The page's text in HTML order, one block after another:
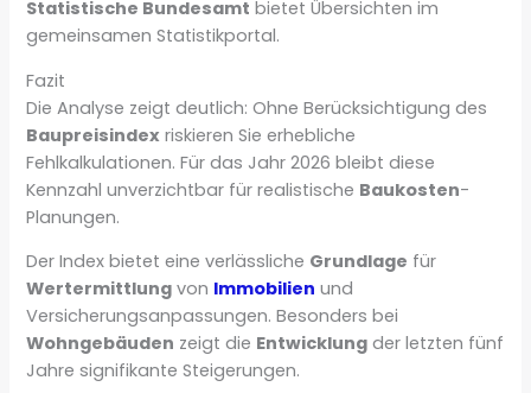
Statistische Bundesamt bietet Übersichten im
gemeinsamen Statistikportal.
Fazit
Die Analyse zeigt deutlich: Ohne Berücksichtigung des
Baupreisindex riskieren Sie erhebliche
Fehlkalkulationen. Für das Jahr 2026 bleibt diese
Kennzahl unverzichtbar für realistische Baukosten-
Planungen.
Der Index bietet eine verlässliche Grundlage für
Wertermittlung von Immobilien und
Versicherungsanpassungen. Besonders bei
Wohngebäuden zeigt die Entwicklung der letzten fünf
Jahre signifikante Steigerungen.